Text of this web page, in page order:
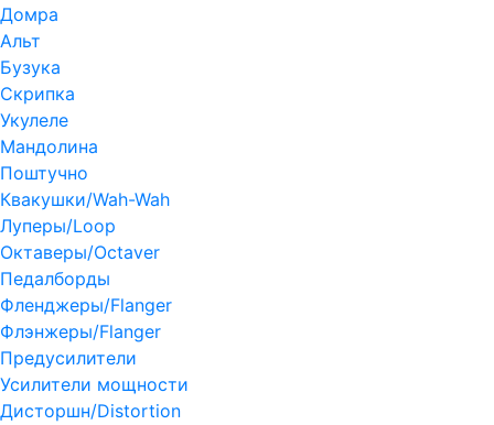
Домра
Альт
Бузука
Скрипка
Укулеле
Мандолина
Поштучно
Квакушки/Wah-Wah
Луперы/Loop
Октаверы/Octaver
Педалборды
Фленджеры/Flanger
Флэнжеры/Flanger
Предусилители
Усилители мощности
Дисторшн/Distortion